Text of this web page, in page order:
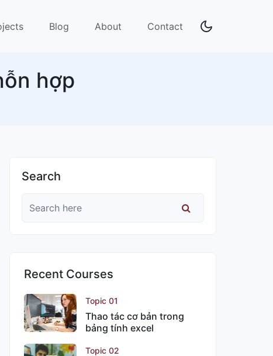
Blog About Contact
hợp
Search
Recent Courses
Topic 01
Thao tác cơ bản trong
bảng tính excel
Topic 02